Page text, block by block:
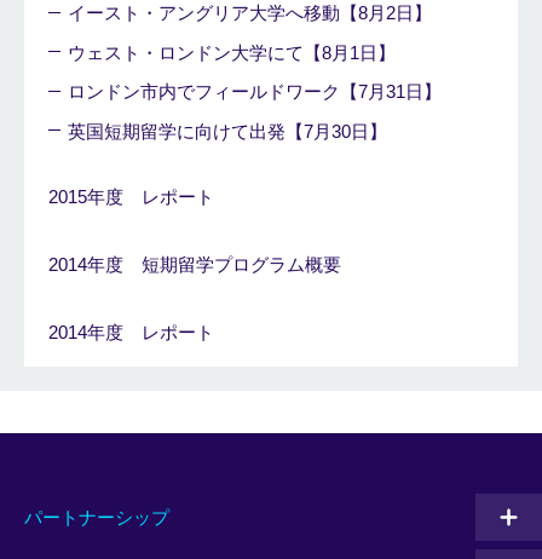
イースト・アングリア大学へ移動【8月2日】
ウェスト・ロンドン大学にて【8月1日】
ロンドン市内でフィールドワーク【7月31日】
英国短期留学に向けて出発【7月30日】
2015年度 レポート
2014年度 短期留学プログラム概要
2014年度 レポート
パートナーシップ